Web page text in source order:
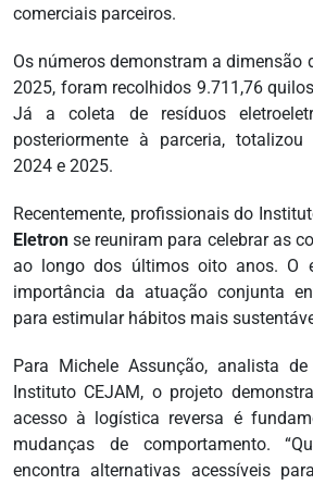
comerciais parceiros.
Os números demonstram a dimensão
2025, foram recolhidos 9.711,76
Já a coleta de resíduos
posteriormente à parceria,
2024 e 2025.
Recentemente, profissionais do
Eletron se reuniram para celebrar as
ao longo dos últimos oito anos. O
importância da atuação conjunta
para estimular hábitos mais
Para Michele Assunção, analista
Instituto CEJAM, o projeto
acesso à logística reversa é
mudanças de comportamento.
encontra alternativas acessíveis